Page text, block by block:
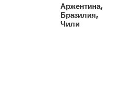
Аржентина,
Бразилия,
Чили